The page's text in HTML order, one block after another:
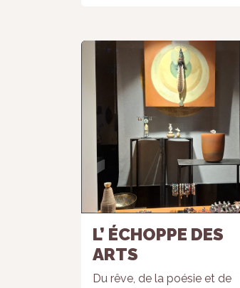
L’ ÉCHOPPE DES
ARTS
Du rêve, de la poésie et de